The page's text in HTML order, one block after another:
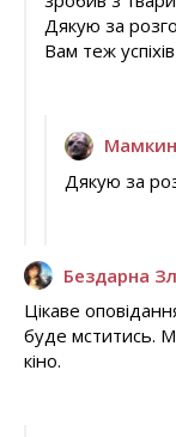
Дякую за
Вам теж
Дякую за
Бездарна
Цікаве
буде мститись.
кіно.